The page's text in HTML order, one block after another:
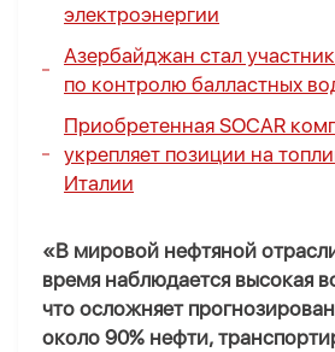
электроэнергии
Азербайджан стал
по контролю балластных
Приобретенная SOCAR
укрепляет позиции на
Италии
«В мировой нефтяной
время наблюдается высокая
что осложняет
около 90% нефти,